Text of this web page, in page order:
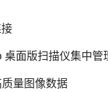
面版扫描仪集中管
量图像数据